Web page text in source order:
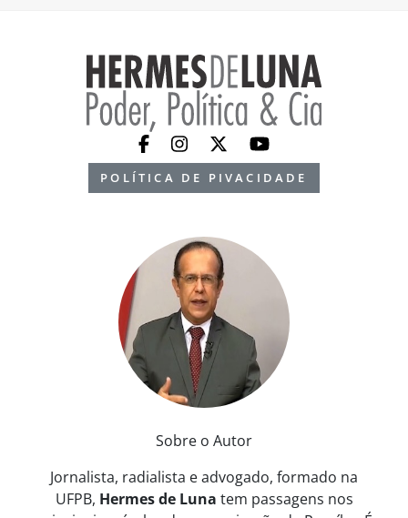
POLÍTICA DE PIVACIDADE
Sobre o Autor
Jornalista, radialista e advogado, formado na
UFPB, Hermes de Luna tem passagens nos